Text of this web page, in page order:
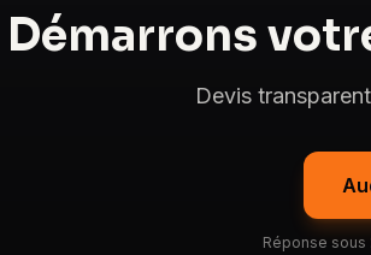
Démarrons
Devis
Réponse sous